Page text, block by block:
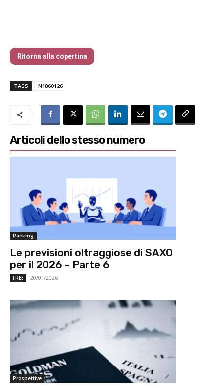
Ritorna alla copertina
TAGS N1860126
Articoli dello stesso numero
Ranking
Le previsioni oltraggiose di SAXO
per il 2026 – Parte 6
FREE 20/01/2026
Prospettive